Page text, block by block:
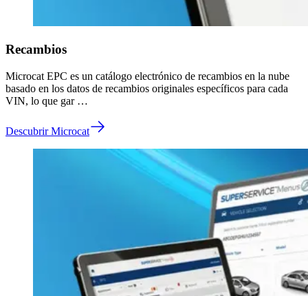
Recambios
Microcat EPC es un catálogo electrónico de recambios en la nube
basado en los datos de recambios originales específicos para cada
VIN, lo que gar …
Descubrir Microcat